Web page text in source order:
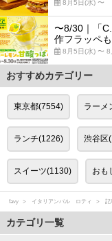
8月5日(水) 〜
〜8/30｜「
作フラッペ
8月5日(水) 〜
おすすめカテゴリー
東京都(7554) ラーメ
ランチ(1226) 渋谷区
スイーツ(1130) おも
favy イタリアンバル ロティ 記
カテゴリ一覧